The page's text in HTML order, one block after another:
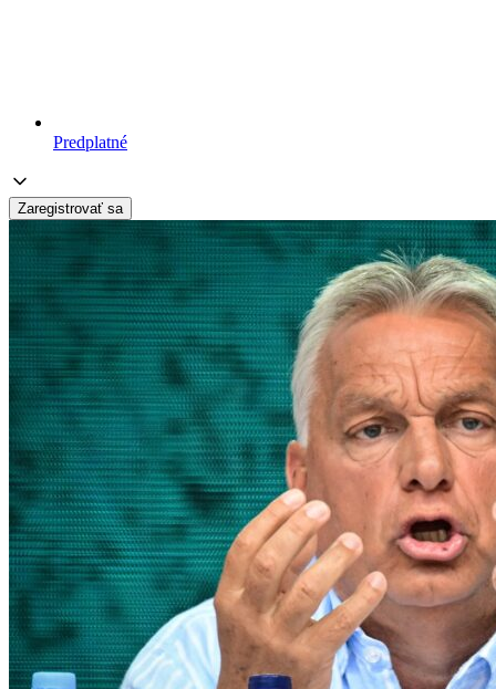
Predplatné
Zaregistrovať sa